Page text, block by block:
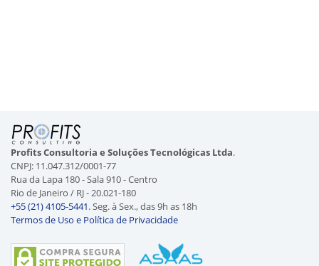
Profits Consultoria e Soluções Tecnológicas Ltda.
CNPJ: 11.047.312/0001-77
Rua da Lapa 180 - Sala 910 - Centro
Rio de Janeiro / RJ - 20.021-180
+55 (21) 4105-5441. Seg. à Sex., das 9h as 18h
Termos de Uso e Política de Privacidade